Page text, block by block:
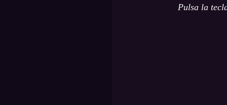
Pulsa la